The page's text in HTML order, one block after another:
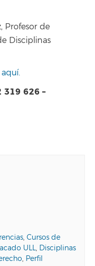
Profesor de
Disciplinas
319 626 –
,Cursos de
ULL, Disciplinas
, Perfil